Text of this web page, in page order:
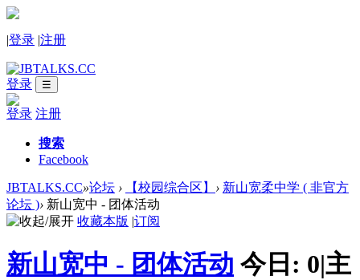
|登录 |注册
登录 ☰
登录 注册
搜索
Facebook
JBTALKS.CC»论坛 › 【校园综合区】 › 新山宽柔中学 ( 非官方
论坛 )› 新山宽中 - 团体活动
收藏本版 |订阅
新山宽中 - 团体活动 今日: 0|主